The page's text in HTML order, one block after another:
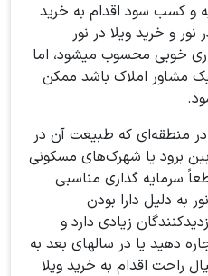
و کسب سود اقدام به خرید
نور و خرید ویلا در نور
خوبی محسوب میشود، اما
مشاور املاک باشد ممکن
در منطقه‌ای که طبیعت آن در
برود یا شهرک‌های مسکونی
سرمایه گذاری مناسبی
به دلیل دارا بودن
زیادی دارد و
دهید یا در سالهای بعد به
راحت اقدام به خرید ویلا